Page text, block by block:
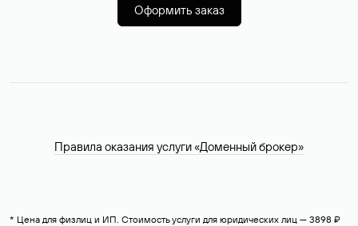
Оформить заказ
Правила оказания услуги «Доменный брокер»
* Цена для физлиц и ИП. Стоимость услуги для юридических лиц — 3898 ₽